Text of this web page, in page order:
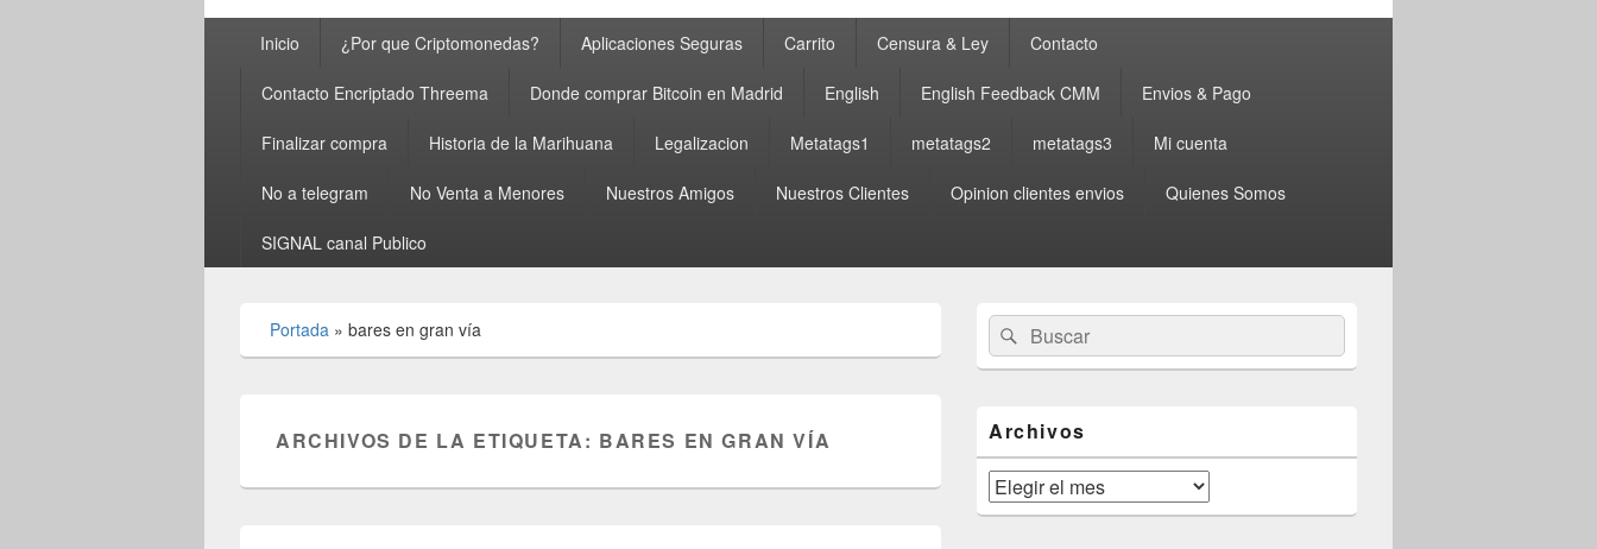
principalInicio ¿Por que Criptomonedas? Aplicaciones Seguras Carrito Censura & Ley Contacto
Contacto Encriptado Threema Donde comprar Bitcoin en Madrid English English Feedback CMM Envios & Pago
Finalizar compra Historia de la Marihuana Legalizacion Metatags1 metatags2 metatags3 Mi cuenta
No a telegram No Venta a Menores Nuestros Amigos Nuestros Clientes Opinion clientes envios Quienes Somos
SIGNAL canal Publico
Portada » bares en gran vía
ARCHIVOS DE LA ETIQUETA: BARES EN GRAN VÍA
área
de
widget
lateral
primaria
Buscar
por:
Buscar
Archivos
Archivos